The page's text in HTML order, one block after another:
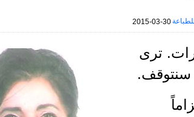
2015-03-30
ترى
سنتوقف.